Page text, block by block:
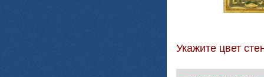
Укажите цвет